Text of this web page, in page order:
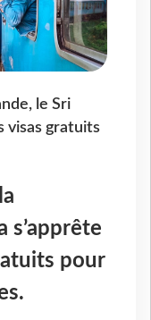
le Sri
visas gratuits
s’apprête
pour